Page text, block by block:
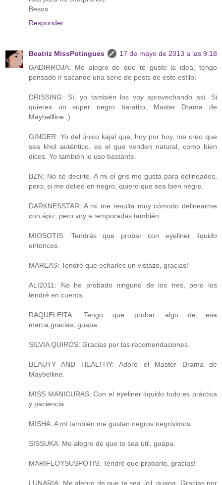
Besos
Responder
Beatriz MissPotingues
17 de mayo de 2013 a las 9:18
GADIRROJA: Me alegro de que te guste la idea, tengo
pensado ir sacando una serie de posts de este estilo.
DRISSING: Sí, yo también los voy aprovechando así. Si
quieres un super negro baratito, Master Drama de
Maybellline ;)
GINGER: Yo del único kajal que, hoy por hoy, me creo que
sea khol auténtico, es el que venden natural, como bien
dices. Yo también lo uso bastante.
BZN: No sé decirte. A mi el gris me gusta para delineados,
pero, si me delieo en negro, quiero que sea bien negro.
DARKNESSTAR: A mi me resulta muy cómodo delinearme
con ápiz, pero voy a temporadas también.
MIOSOTIS: Tendrás que probar con eyeliner líquido
entonces.
MAREAS: Tendré que echarles un vistazo, gracias!
ALI2011: No he probado ninguno de los tres, pero los
tendré en cuenta.
RAQUELEITA: Tengo que probar algo de esa
marca,gracias, guapa.
SILVIA QUIRÓS: Gracias por las recomendaciones.
BEAUTY AND HEALTHY: Adoro el Master Drama de
Maybelline.
MISS MANICURAS: Con el eyeliner líquido todo es práctica
y paciencia.
MISHA: A mi también me gustan negros negrísimos.
SISSUKA: Me alegro de que te sea útil, guapa.
MARIFLOYSUSPOTIS: Tendré que probarlo, gracias!
LUNARIA: Me alegro de que te sea útil, guapa. Gracias por